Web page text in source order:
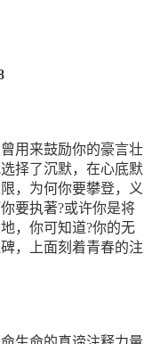
用来鼓励你的豪言壮
择了沉默，在心底默
，为何你要攀登，义
要执著?或许你是将
，你可知道?你的无
，上面刻着青春的注